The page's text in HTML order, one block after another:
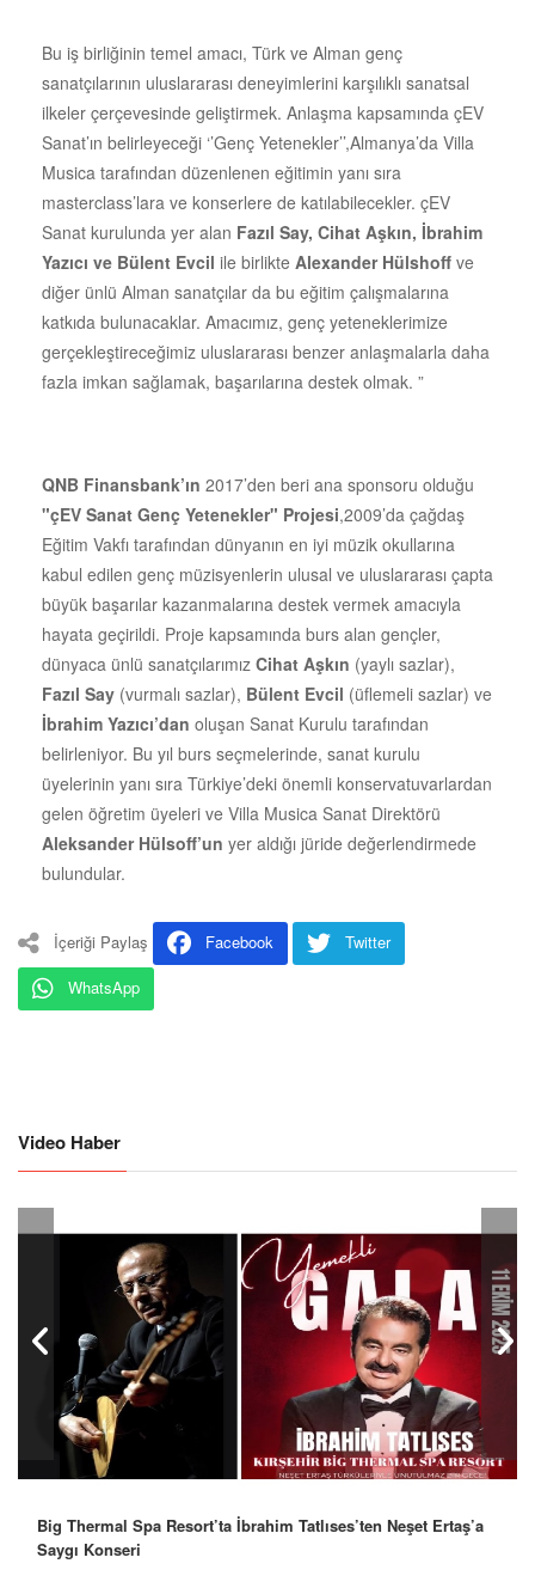
Bu iş birliğinin temel amacı, Türk ve Alman genç
sanatçılarının uluslararası deneyimlerini karşılıklı sanatsal
ilkeler çerçevesinde geliştirmek. Anlaşma kapsamında çEV
Sanat’ın belirleyeceği ‘’Genç Yetenekler’’,Almanya’da Villa
Musica tarafından düzenlenen eğitimin yanı sıra
masterclass’lara ve konserlere de katılabilecekler. çEV
Sanat kurulunda yer alan Fazıl Say, Cihat Aşkın, İbrahim
Yazıcı ve Bülent Evcil ile birlikte Alexander Hülshoff ve
diğer ünlü Alman sanatçılar da bu eğitim çalışmalarına
katkıda bulunacaklar. Amacımız, genç yeteneklerimize
gerçekleştireceğimiz uluslararası benzer anlaşmalarla daha
fazla imkan sağlamak, başarılarına destek olmak. ”
QNB Finansbank’ın 2017’den beri ana sponsoru olduğu
"çEV Sanat Genç Yetenekler" Projesi,2009’da çağdaş
Eğitim Vakfı tarafından dünyanın en iyi müzik okullarına
kabul edilen genç müzisyenlerin ulusal ve uluslararası çapta
büyük başarılar kazanmalarına destek vermek amacıyla
hayata geçirildi. Proje kapsamında burs alan gençler,
dünyaca ünlü sanatçılarımız Cihat Aşkın (yaylı sazlar),
Fazıl Say (vurmalı sazlar), Bülent Evcil (üflemeli sazlar) ve
İbrahim Yazıcı’dan oluşan Sanat Kurulu tarafından
belirleniyor. Bu yıl burs seçmelerinde, sanat kurulu
üyelerinin yanı sıra Türkiye’deki önemli konservatuvarlardan
gelen öğretim üyeleri ve Villa Musica Sanat Direktörü
Aleksander Hülsoff’un yer aldığı jüride değerlendirmede
bulundular.
İçeriği Paylaş Facebook
Twitter
WhatsApp
Video Haber
Big Thermal Spa Resort’ta İbrahim Tatlıses’ten Neşet Ertaş’a
Saygı Konseri